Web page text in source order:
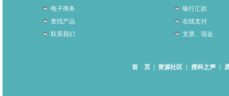
电子商务
查找产品
联系我们
银行汇款
在线支付
支票、现金
首 页 资源社区 授科之声